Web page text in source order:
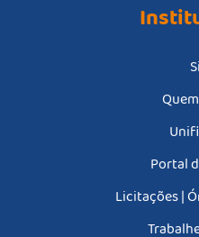
Portal
Licitações |